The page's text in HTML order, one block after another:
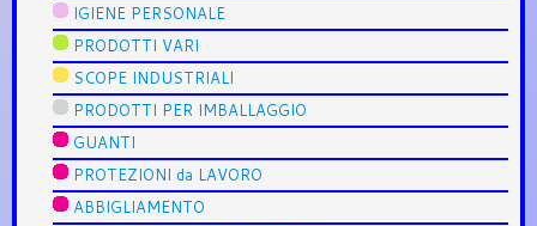
IGIENE PERSONALE
PRODOTTI VARI
SCOPE INDUSTRIALI
PRODOTTI PER IMBALLAGGIO
GUANTI
PROTEZIONI da LAVORO
ABBIGLIAMENTO